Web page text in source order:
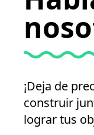
¡Deja de
construir
lograr tus